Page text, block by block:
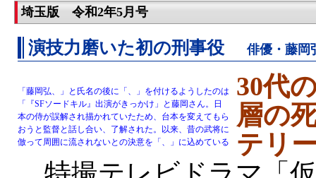
埼玉版 令和2年5月号
演技力磨いた初の刑事役 俳優・藤岡
「藤岡弘、」と氏名の後に「、」を付けるようしたのは
「『SFソードキル』出演がきっかけ」と藤岡さん。日
本の侍が誤解され描かれていたため、台本を変えてもら
おうと監督と話し合い、了解された。以来、昔の武将に
倣って周囲に流されないとの決意を「、」に込めている
30代
層の
テリ